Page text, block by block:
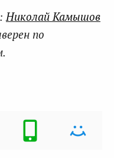
Николай Камышов
по